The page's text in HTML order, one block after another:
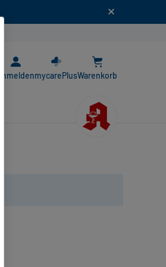
AnmeldenmycarePlusWarenkorb